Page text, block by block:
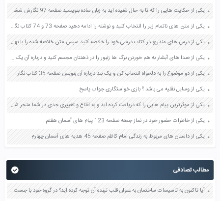
یکی از حکایت هایی را که تا به حال شنیده اید به زبان ساده بنویسید صفحه 97 نگارش ششم دبستان
یکی از متن های ناتمام زیر را انتخاب کنید و نوشته را ادامه دهید صفحه 73 و 74 کتاب نگارش فارسی پنجم دبستان
یکی از درس های مندرج در کتاب درسی خود را خلاصه کنید سپس متن خلاصه شده را با بهره گیری از روش های دسته بندی نمودار جدول نقشه مفهومی نشان دهید صفحه 118 نگارش یازدهم
یکی از صدا های آبشار به هم خوردن برگ ها زنبور را در ذهنتان مجسم کنید و درباره آن یک بند بنویسید صفحه 11 نگارش پنجم
یکی از دو موضوع را به دلخواه انتخاب کن و یک بند درباره آن بنویس صفحه 35 کتاب نگارش فارسی سوم
یکی از وسایل نقلیه می باشد ؟ بازی خواستگاری جواب پاسخ
یکی از موثرترین پیام هایی را که دریافت کرده اید و به اقناع و تغییری جدی در شما منجر شده است برسی کنید و علت این تاثیر گذاری قابل توجه را بنویسید صفحه 52 تفکر و سواد رسانه ای دهم
یکی از خاطرات حضور خود در نماز جمعه صفحه 123 پیام های آسمان هفتم
یکی از داستان های مربوط به زندگی امام کاظم صفحه 45 هدیه های آسمان چهارم
مطالب تصادفی
آیا تاکنون به تاسیسات ساختمان به عنوان قلب تپنده آن توجه کرده اید؟ در گروه خود با جست و جو در اینترنت کتاب ها و منابع دیگر در خصوص شباهت سیستم های تاسیساتی به قلب انسان تحقیق کنید صفحه 77 کار و فناوری نهم